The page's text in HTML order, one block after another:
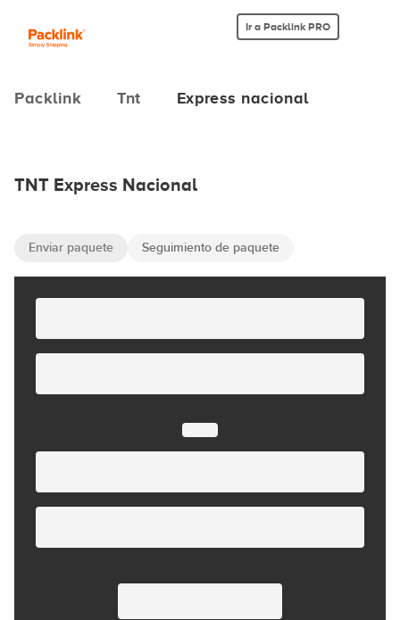
Ir a Packlink PRO
Packlink Tnt Express nacional
TNT Express Nacional
Enviar paquete Seguimiento de paquete